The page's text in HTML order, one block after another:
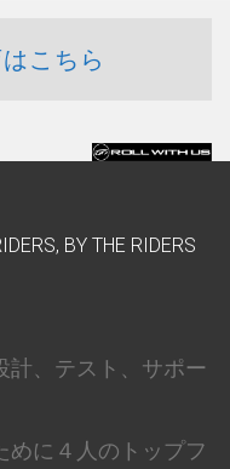
こちら
BY THE RIDERS
計、テスト、サポー
めに４人のトップフ